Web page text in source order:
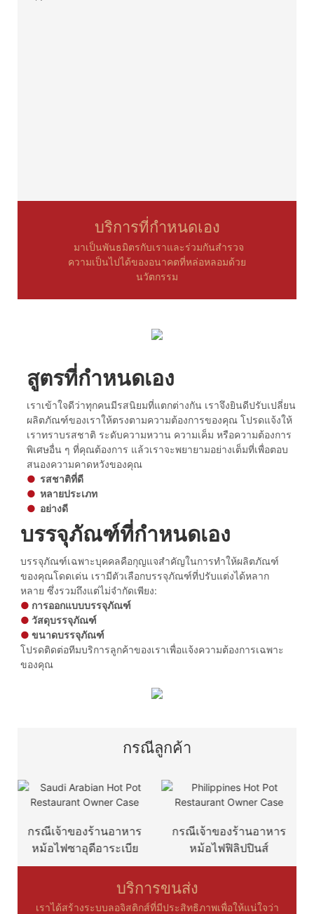
บริการที่กำหนดเอง
มาเป็นพันธมิตรกับเราและร่วมกันสำรวจ
ความเป็นไปได้ของอนาคตที่หล่อหลอมด้วย
นวัตกรรม
สูตรที่กำหนดเอง
เราเข้าใจดีว่าทุกคนมีรสนิยมที่แตกต่างกัน เราจึงยินดีปรับเปลี่ยน
ผลิตภัณฑ์ของเราให้ตรงตามความต้องการของคุณ โปรดแจ้งให้
เราทราบรสชาติ ระดับความหวาน ความเค็ม หรือความต้องการ
พิเศษอื่น ๆ ที่คุณต้องการ แล้วเราจะพยายามอย่างเต็มที่เพื่อตอบ
สนองความคาดหวังของคุณ
● รสชาติที่ดี
● หลายประเภท
● อย่างดี
บรรจุภัณฑ์ที่กำหนดเอง
บรรจุภัณฑ์เฉพาะบุคคลคือกุญแจสำคัญในการทำให้ผลิตภัณฑ์
ของคุณโดดเด่น เรามีตัวเลือกบรรจุภัณฑ์ที่ปรับแต่งได้หลาก
หลาย ซึ่งรวมถึงแต่ไม่จำกัดเพียง:
● การออกแบบบรรจุภัณฑ์
●วัสดุบรรจุภัณฑ์
●ขนาดบรรจุภัณฑ์
โปรดติดต่อทีมบริการลูกค้าของเราเพื่อแจ้งความต้องการเฉพาะ
ของคุณ
กรณีลูกค้า
กรณีเจ้าของร้านอาหาร
หม้อไฟซาอุดีอาระเบีย
กรณีเจ้าของร้านอาหาร
หม้อไฟฟิลิปปินส์
บริการขนส่ง
เราได้สร้างระบบลอจิสติกส์ที่มีประสิทธิภาพเพื่อให้แน่ใจว่า